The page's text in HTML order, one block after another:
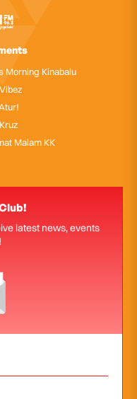
Morning Kinabalu
Malam KK
latest news, events